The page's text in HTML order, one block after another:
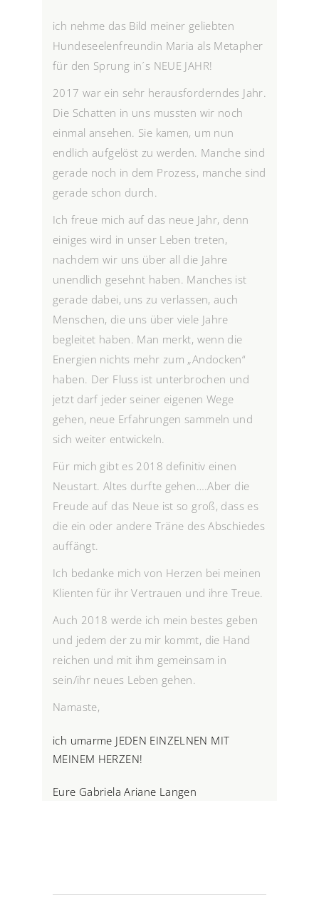
ich nehme das Bild meiner geliebten
Hundeseelenfreundin Maria als Metapher
für den Sprung in´s NEUE JAHR!
2017 war ein sehr herausforderndes Jahr.
Die Schatten in uns mussten wir noch
einmal ansehen. Sie kamen, um nun
endlich aufgelöst zu werden. Manche sind
gerade noch in dem Prozess, manche sind
gerade schon durch.
Ich freue mich auf das neue Jahr, denn
einiges wird in unser Leben treten,
nachdem wir uns über all die Jahre
unendlich gesehnt haben. Manches ist
gerade dabei, uns zu verlassen, auch
Menschen, die uns über viele Jahre
begleitet haben. Man merkt, wenn die
Energien nichts mehr zum „Andocken“
haben. Der Fluss ist unterbrochen und
jetzt darf jeder seiner eigenen Wege
gehen, neue Erfahrungen sammeln und
sich weiter entwickeln.
Für mich gibt es 2018 definitiv einen
Neustart. Altes durfte gehen….Aber die
Freude auf das Neue ist so groß, dass es
die ein oder andere Träne des Abschiedes
auffängt.
Ich bedanke mich von Herzen bei meinen
Klienten für ihr Vertrauen und ihre Treue.
Auch 2018 werde ich mein bestes geben
und jedem der zu mir kommt, die Hand
reichen und mit ihm gemeinsam in
sein/ihr neues Leben gehen.
Namaste,
ich umarme JEDEN EINZELNEN MIT
MEINEM HERZEN!
Eure Gabriela Ariane Langen